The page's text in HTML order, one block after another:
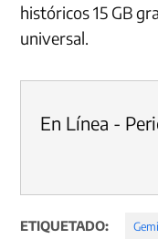
históricos 15 GB
universal.
En Línea -
ETIQUETADO: